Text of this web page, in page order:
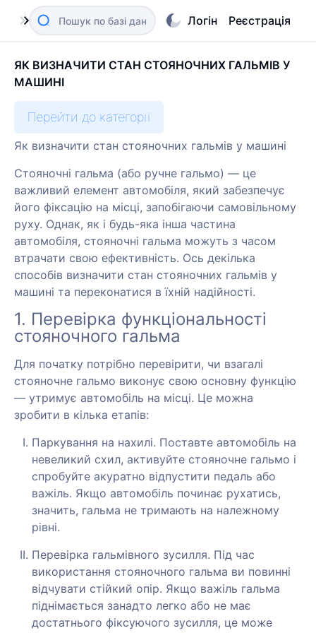
Логін Реєстрація
ЯК ВИЗНАЧИТИ СТАН СТОЯНОЧНИХ ГАЛЬМІВ У
МАШИНІ
Перейти до категорії
Як визначити стан стояночних гальмів у машині
Стояночні гальма (або ручне гальмо) — це
важливий елемент автомобіля, який забезпечує
його фіксацію на місці, запобігаючи самовільному
руху. Однак, як і будь-яка інша частина
автомобіля, стояночні гальма можуть з часом
втрачати свою ефективність. Ось декілька
способів визначити стан стояночних гальмів у
машині та переконатися в їхній надійності.
1. Перевірка функціональності
стояночного гальма
Для початку потрібно перевірити, чи взагалі
стояночне гальмо виконує свою основну функцію
— утримує автомобіль на місці. Це можна
зробити в кілька етапів:
Паркування на нахилі. Поставте автомобіль на
невеликий схил, активуйте стояночне гальмо і
спробуйте акуратно відпустити педаль або
важіль. Якщо автомобіль починає рухатись,
значить, гальма не тримають на належному
рівні.
Перевірка гальмівного зусилля. Під час
використання стояночного гальма ви повинні
відчувати стійкий опір. Якщо важіль гальма
піднімається занадто легко або не має
достатнього фіксуючого зусилля, це може